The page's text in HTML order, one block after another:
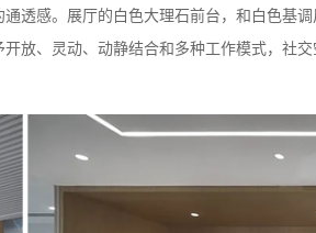
透感。展厅的白色大理石前台，和白色基
放、灵动、动静结合和多种工作模式，社